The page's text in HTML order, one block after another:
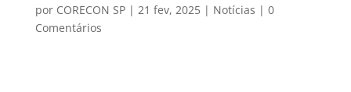
por CORECON SP| 21 fev, 2025| Notícias | 0
Comentários